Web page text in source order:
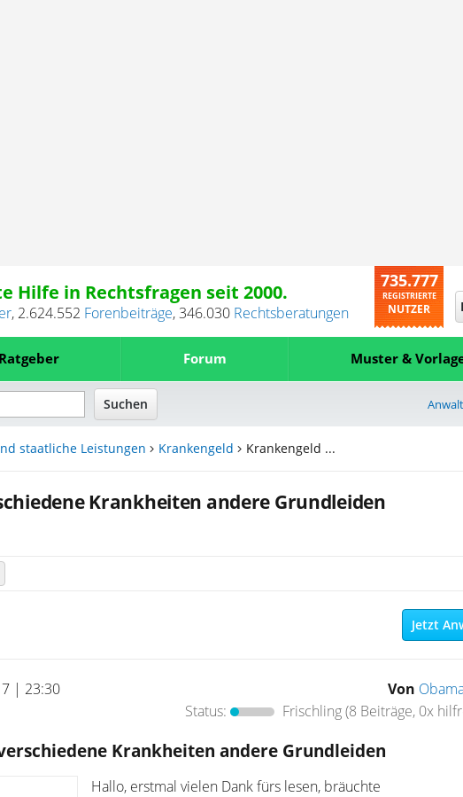
Hilfe in Rechtsfragen seit 2000.
, 2.624.552 Forenbeiträge,346.030 Rechtsberatungen
735.777
REGISTRIERTE
NUTZER
Ratgeber Forum Muster &
staatliche Leistungen Krankengeld Krankengeld ...
Krankheiten andere Grundleiden
Jetzt
| 23:30 Von
Status:
Frischling(8 Beiträge, 0x
Krankheiten andere Grundleiden
Hallo, erstmal vielen Dank fürs lesen, bräuchte